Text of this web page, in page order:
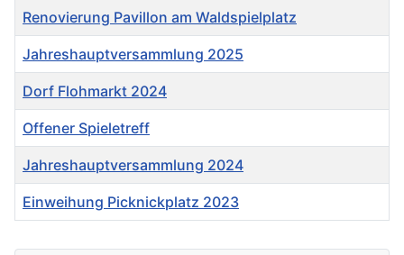
Renovierung Pavillon am Waldspielplatz
Jahreshauptversammlung 2025
Dorf Flohmarkt 2024
Offener Spieletreff
Jahreshauptversammlung 2024
Einweihung Picknickplatz 2023